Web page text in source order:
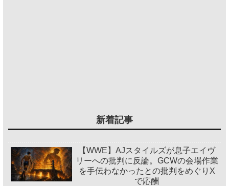
新着記事
【WWE】AJスタイルズが息子エイヴ
リーへの批判に反論。GCWの会場作業
を手伝わなかったとの批判をめぐりX
で応酬